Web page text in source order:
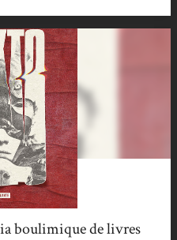
boulimique de livres